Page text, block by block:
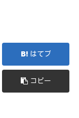
はてブ
コピー